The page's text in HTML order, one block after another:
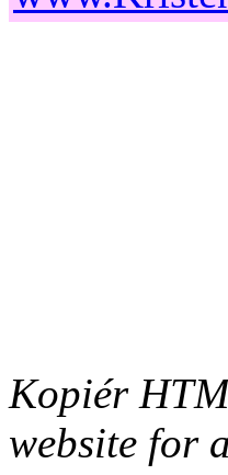
Kopiér
website for